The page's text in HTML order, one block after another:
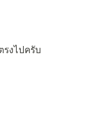
งไปครับ